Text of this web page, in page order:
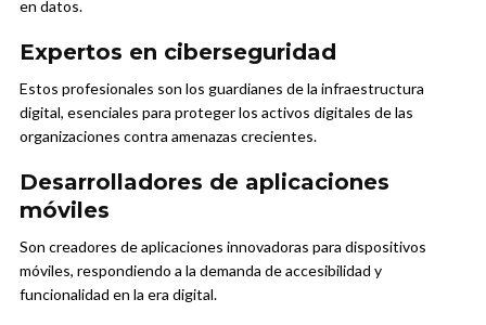
en datos.
Expertos en ciberseguridad
Estos profesionales son los guardianes de la infraestructura
digital, esenciales para proteger los activos digitales de las
organizaciones contra amenazas crecientes.
Desarrolladores de aplicaciones
móviles
Son creadores de aplicaciones innovadoras para dispositivos
móviles, respondiendo a la demanda de accesibilidad y
funcionalidad en la era digital.